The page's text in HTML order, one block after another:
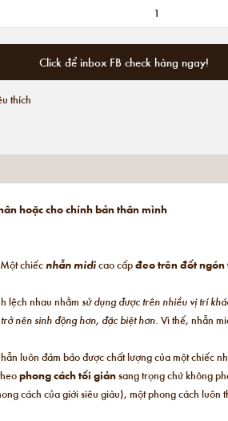
Click để inbox FB check hàng ngay!
thích
hoặc cho chính bản thân mình
chiếcnhẫn midicao cấpđeo trên đốt ngón
lệch nhau nhằmsử dụng được trên nhiều vị trí
nên sinh động hơn, đặc biệt hơn.Vì thế, nhẫn
luôn đảm bảo được chất lượng của một chiếc
phong cách tối giảnsang trọng chứ không
cách của giới siêu giàu), một phong cách luôn